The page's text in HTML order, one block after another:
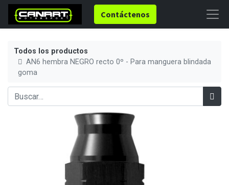
Contáctenos
Todos los productos
AN6 hembra NEGRO recto 0º - Para manguera blindada
goma